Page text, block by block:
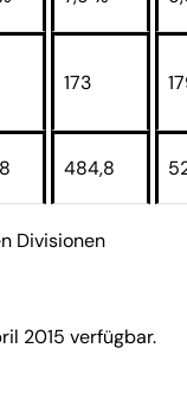
173
484,8
Divisionen
2015 verfügbar.